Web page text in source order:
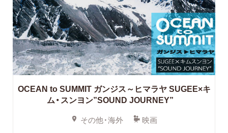
OCEAN to SUMMIT ガンジス～ヒマラヤ SUGEE×キ
ム・スンヨン”SOUND JOURNEY”
その他・海外 映画